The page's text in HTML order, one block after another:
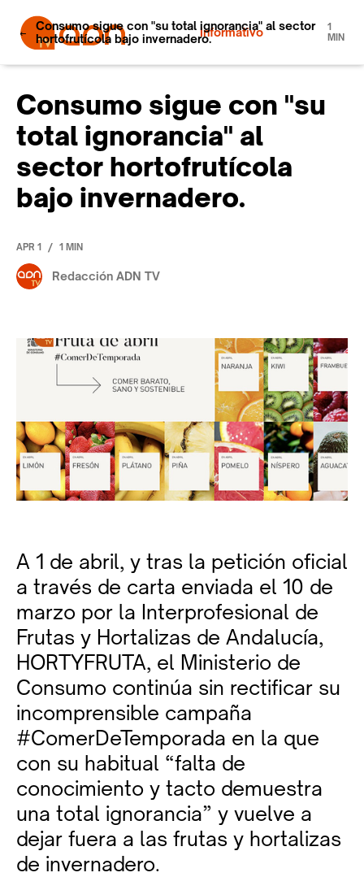
Informativo
Consumo sigue con "su total ignorancia" al sector
hortofrutícola bajo invernadero.
1
MIN
Consumo sigue con "su
total ignorancia" al
sector hortofrutícola
bajo invernadero.
APR 1 / 1 MIN
Redacción ADN TV
A 1 de abril, y tras la petición oficial
a través de carta enviada el 10 de
marzo por la Interprofesional de
Frutas y Hortalizas de Andalucía,
HORTYFRUTA, el Ministerio de
Consumo continúa sin rectificar su
incomprensible campaña
#ComerDeTemporada en la que
con su habitual “falta de
conocimiento y tacto demuestra
una total ignorancia” y vuelve a
dejar fuera a las frutas y hortalizas
de invernadero.